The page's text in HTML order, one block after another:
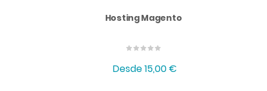
Hosting Magento
Desde15,00 €